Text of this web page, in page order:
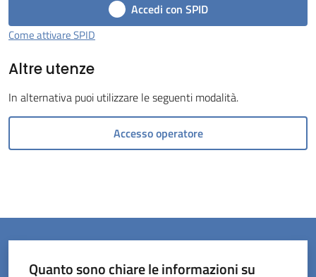
Servizi
line
Prenotazioni
Accedi con SPID
Come attivare SPID
Altre utenze
In alternativa puoi utilizzare le seguenti modalità.
Accesso operatore
Quanto sono chiare le informazioni su